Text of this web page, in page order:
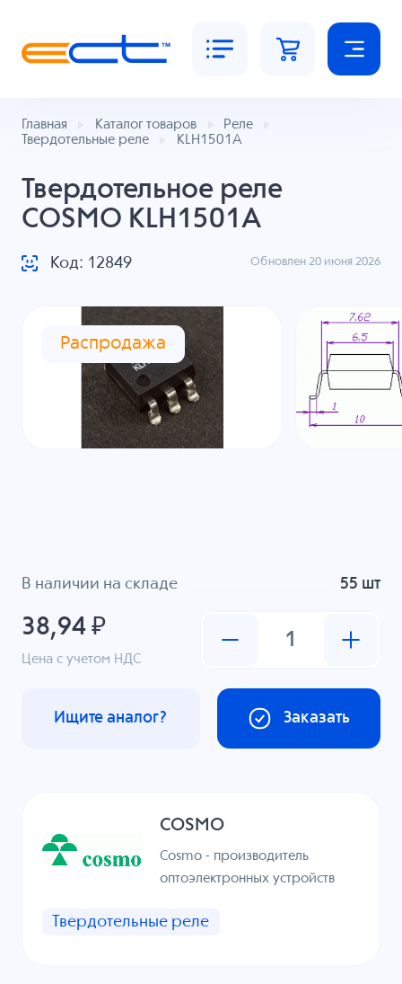
Главная Каталог товаров
Реле
Твердотельные реле
KLH1501A
Твердотельное реле
COSMO KLH1501A
Код: 12849 Обновлен 20 июня 2026
Распродажа
В наличии на складе 55 шт
38,94 ₽
Цена с учетом НДС
Заказать
Ищите аналог?
COSMO
Cosmo - производитель
оптоэлектронных устройств
Твердотельные реле